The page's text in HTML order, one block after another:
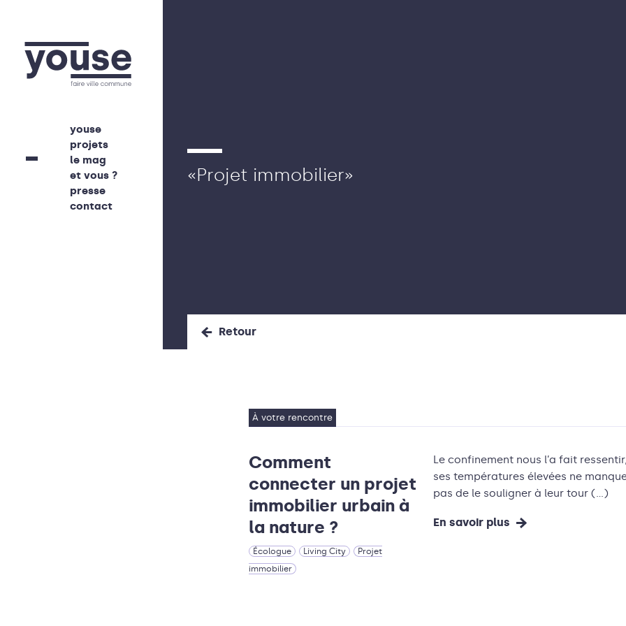
youse
projets
le mag
et vous ?
presse
contact
«Projet immobilier»
Retour
À votre rencontre
Comment
connecter un projet
immobilier urbain à
la nature ?
Écologue Living City
Projet
immobilier
Le confinement nous l’a fait
ses températures élevées ne
pas de le souligner à leur tour (…)
En savoir plus